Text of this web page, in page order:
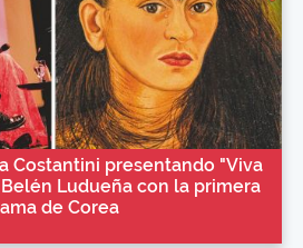
Costantini presentando "Viva
Belén Ludueña con la primera
de Corea